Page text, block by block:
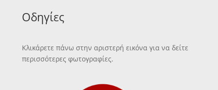
Οδηγίες
Κλικάρετε πάνω στην αριστερή εικόνα για να δείτε
περισσότερες φωτογραφίες.